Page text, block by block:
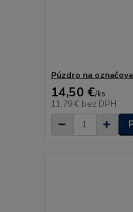
Púzdro na
14,50 €/ks
11,79 € bez DPH